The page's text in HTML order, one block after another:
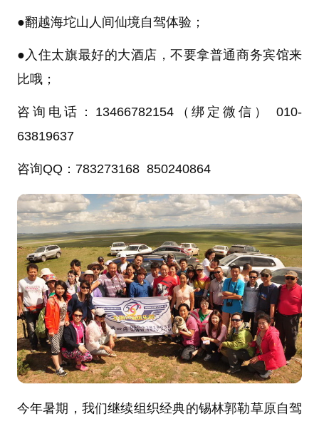
●翻越海坨山人间仙境自驾体验；
●入住太旗最好的大酒店，不要拿普通商务宾馆来
比哦；
咨询电话：13466782154（绑定微信） 010-
63819637
咨询QQ：783273168 850240864
今年暑期，我们继续组织经典的锡林郭勒草原自驾